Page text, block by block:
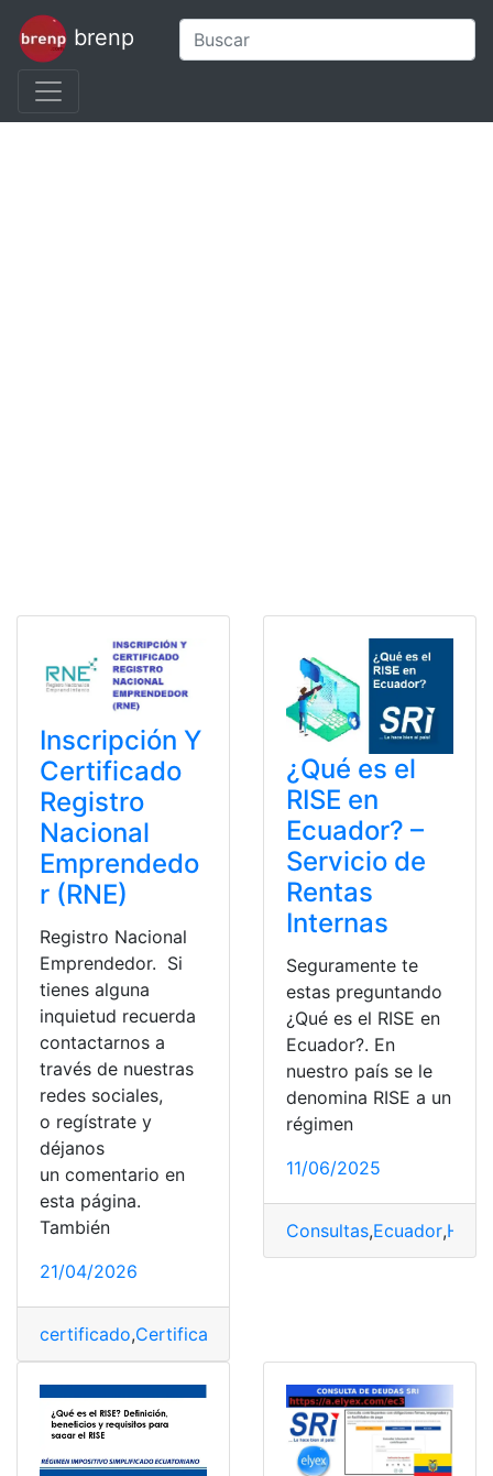
brenp
Inscripción Y
Certificado
Registro
Nacional
Emprendedo
r (RNE)
Registro Nacional
Emprendedor. Si
tienes alguna
inquietud recuerda
contactarnos a
través de nuestras
redes sociales,
o regístrate y
déjanos
un comentario en
esta página.
También
21/04/2026
certificado,Certificado de inscripción
¿Qué es el
RISE en
Ecuador? –
Servicio de
Rentas
Internas
Seguramente te
estas preguntando
¿Qué es el RISE en
Ecuador?. En
nuestro país se le
denomina RISE a un
régimen
11/06/2025
Consultas,Ecuador,